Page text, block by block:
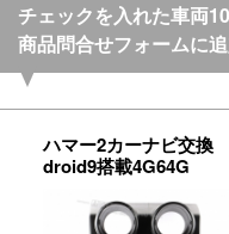
チェックを入れた車両
商品問合せフォームに
ハマー2カーナビ交
droid9搭載4G64G